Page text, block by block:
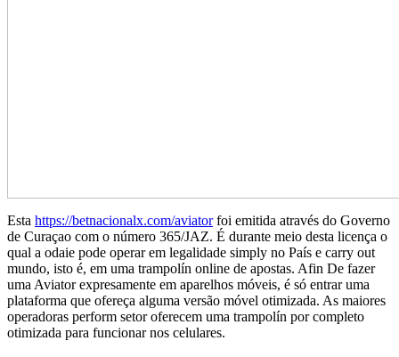
Esta https://betnacionalx.com/aviatorfoi emitida através do Governo
de Curaçao com o número 365/JAZ. É durante meio desta licença o
qual a odaie pode operar em legalidade simply no País e carry out
mundo, isto é, em uma trampolín online de apostas. Afin De fazer
uma Aviator expresamente em aparelhos móveis, é só entrar uma
plataforma que ofereça alguma versão móvel otimizada. As maiores
operadoras perform setor oferecem uma trampolín por completo
otimizada para funcionar nos celulares.